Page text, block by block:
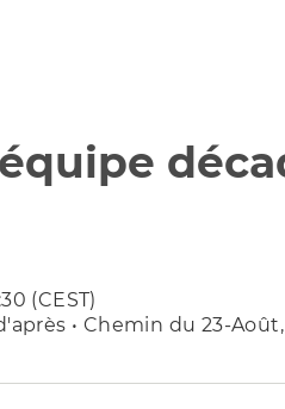
(CEST)
• Chemin du 23-Août,